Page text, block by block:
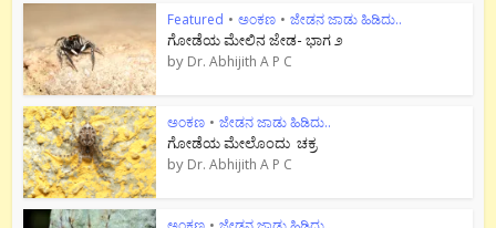
Featured • ಅಂಕಣ • ಜೇಡನ ಜಾಡು ಹಿಡಿದು..
ಗೋಡೆಯ ಮೇಲಿನ ಜೇಡ- ಭಾಗ ೨
by Dr. Abhijith A P C
ಅಂಕಣ • ಜೇಡನ ಜಾಡು ಹಿಡಿದು..
ಗೋಡೆಯ ಮೇಲೊಂದು ಚಕ್ರ
by Dr. Abhijith A P C